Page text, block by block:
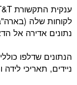
לקוחות שלה
נתונים אדירה אל
הנתונים שדלפו
ניידים, תאריכי